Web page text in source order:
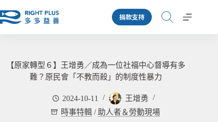
至
捐款支持
【原家轉型６】王增勇／成為一位社福中心督導有多
難？原民會「不教而殺」的制度性暴力
2024-10-11
王增勇
時事特輯 / 助人者＆勞動現場